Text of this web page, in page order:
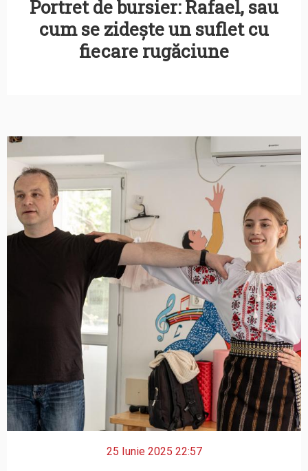
Portret de bursier: Rafael, sau
cum se zidește un suflet cu
fiecare rugăciune
25 Iunie 2025 22:57